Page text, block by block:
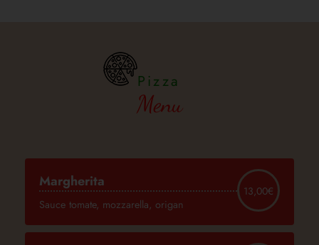
Pizza
Menu
Margherita
13,00€
Sauce tomate, mozzarella, origan